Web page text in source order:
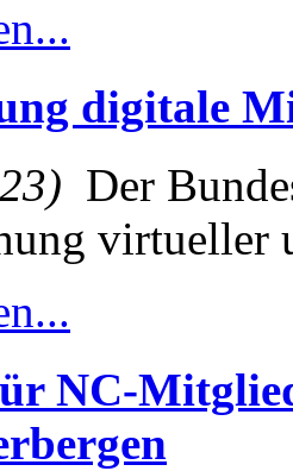
digitale
Der
virtueller
NC-